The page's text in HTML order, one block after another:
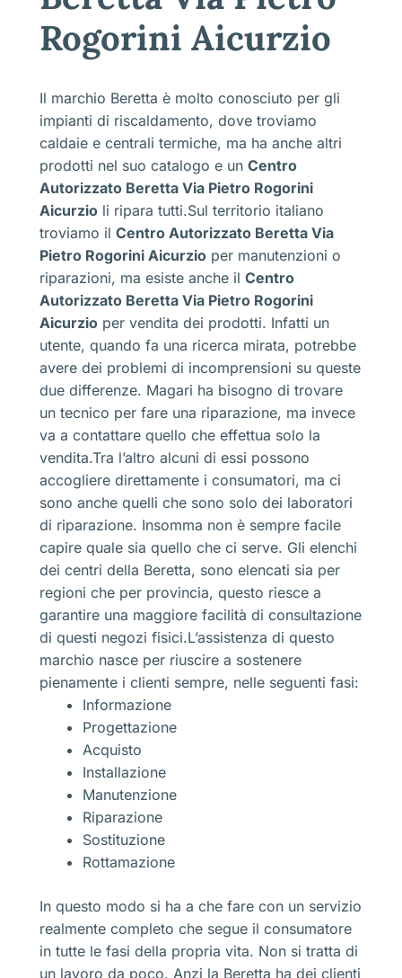
Rogorini Aicurzio
Il marchio Beretta è molto conosciuto per gli
impianti di riscaldamento, dove troviamo
caldaie e centrali termiche, ma ha anche altri
prodotti nel suo catalogo e un Centro
Autorizzato Beretta Via Pietro Rogorini
Aicurzio li ripara tutti.Sul territorio italiano
troviamo il Centro Autorizzato Beretta Via
Pietro Rogorini Aicurzio per manutenzioni o
riparazioni, ma esiste anche il Centro
Autorizzato Beretta Via Pietro Rogorini
Aicurzio per vendita dei prodotti. Infatti un
utente, quando fa una ricerca mirata, potrebbe
avere dei problemi di incomprensioni su queste
due differenze. Magari ha bisogno di trovare
un tecnico per fare una riparazione, ma invece
va a contattare quello che effettua solo la
vendita.Tra l’altro alcuni di essi possono
accogliere direttamente i consumatori, ma ci
sono anche quelli che sono solo dei laboratori
di riparazione. Insomma non è sempre facile
capire quale sia quello che ci serve. Gli elenchi
dei centri della Beretta, sono elencati sia per
regioni che per provincia, questo riesce a
garantire una maggiore facilità di consultazione
di questi negozi fisici.L’assistenza di questo
marchio nasce per riuscire a sostenere
pienamente i clienti sempre, nelle seguenti fasi:
Informazione
Progettazione
Acquisto
Installazione
Manutenzione
Riparazione
Sostituzione
Rottamazione
In questo modo si ha a che fare con un servizio
realmente completo che segue il consumatore
in tutte le fasi della propria vita. Non si tratta di
un lavoro da poco. Anzi la Beretta ha dei clienti